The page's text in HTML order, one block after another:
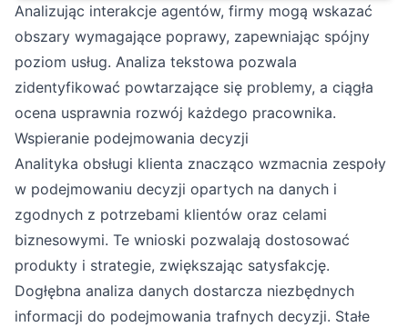
Analizując interakcje agentów, firmy mogą wskazać
obszary wymagające poprawy, zapewniając spójny
poziom usług. Analiza tekstowa pozwala
zidentyfikować powtarzające się problemy, a ciągła
ocena usprawnia rozwój każdego pracownika.
Wspieranie podejmowania decyzji
Analityka obsługi klienta znacząco wzmacnia zespoły
w podejmowaniu decyzji opartych na danych i
zgodnych z potrzebami klientów oraz celami
biznesowymi. Te wnioski pozwalają dostosować
produkty i strategie, zwiększając satysfakcję.
Dogłębna analiza danych dostarcza niezbędnych
informacji do podejmowania trafnych decyzji. Stałe